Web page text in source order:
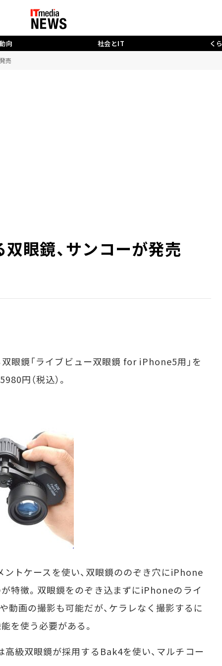
向 社会とIT く
売
眼鏡、サンコーが発売
眼鏡「ライブビュー双眼鏡 for iPhone5用」を
円（税込）。
トケースを使い、双眼鏡ののぞき穴にiPhone
特徴。双眼鏡をのぞき込まずにiPhoneのライ
動画の撮影も可能だが、ケラレなく撮影するに
を使う必要がある。
級双眼鏡が採用するBak4を使い、マルチコー